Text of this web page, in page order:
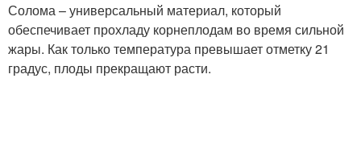
Солома – универсальный материал, который
обеспечивает прохладу корнеплодам во время сильной
жары. Как только температура превышает отметку 21
градус, плоды прекращают расти.